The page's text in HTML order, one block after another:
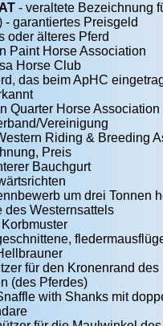
- veraltete Bezeichnung
- garantiertes Preisgeld
oder älteres Pferd
Paint Horse Association
Horse Club
das beim ApHC
Quarter Horse Association
Vereinigung
Riding & Breeding
Preis
Bauchgurt
um drei Tonnen
des Westernsattels
für den Kronenrand des
(des Pferdes)
with Shanks mit